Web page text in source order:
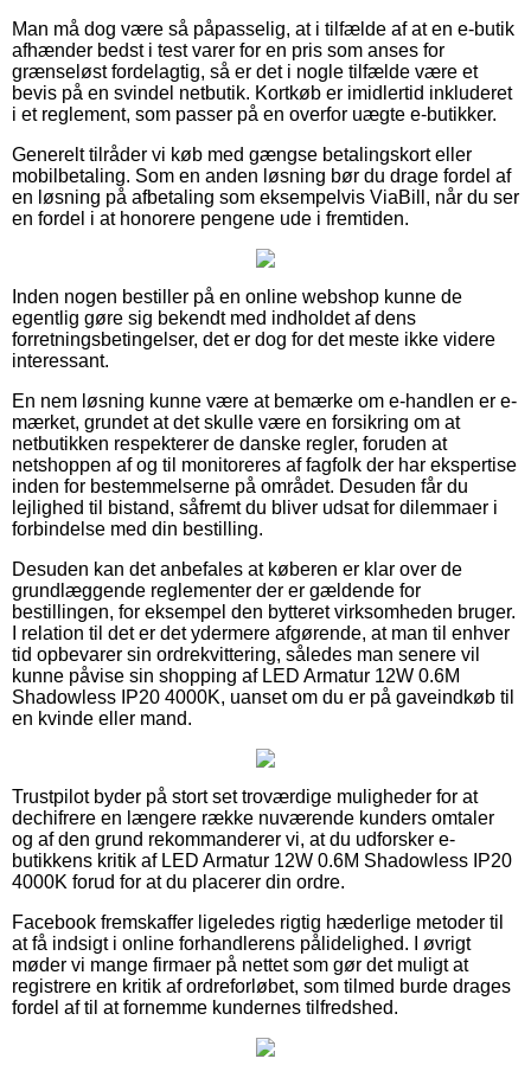
Man må dog være så påpasselig, at i tilfælde af at en e-butik
afhænder bedst i test varer for en pris som anses for
grænseløst fordelagtig, så er det i nogle tilfælde være et
bevis på en svindel netbutik. Kortkøb er imidlertid inkluderet
i et reglement, som passer på en overfor uægte e-butikker.
Generelt tilråder vi køb med gængse betalingskort eller
mobilbetaling. Som en anden løsning bør du drage fordel af
en løsning på afbetaling som eksempelvis ViaBill, når du ser
en fordel i at honorere pengene ude i fremtiden.
Inden nogen bestiller på en online webshop kunne de
egentlig gøre sig bekendt med indholdet af dens
forretningsbetingelser, det er dog for det meste ikke videre
interessant.
En nem løsning kunne være at bemærke om e-handlen er e-
mærket, grundet at det skulle være en forsikring om at
netbutikken respekterer de danske regler, foruden at
netshoppen af og til monitoreres af fagfolk der har ekspertise
inden for bestemmelserne på området. Desuden får du
lejlighed til bistand, såfremt du bliver udsat for dilemmaer i
forbindelse med din bestilling.
Desuden kan det anbefales at køberen er klar over de
grundlæggende reglementer der er gældende for
bestillingen, for eksempel den bytteret virksomheden bruger.
I relation til det er det ydermere afgørende, at man til enhver
tid opbevarer sin ordrekvittering, således man senere vil
kunne påvise sin shopping af LED Armatur 12W 0.6M
Shadowless IP20 4000K, uanset om du er på gaveindkøb til
en kvinde eller mand.
Trustpilot byder på stort set troværdige muligheder for at
dechifrere en længere række nuværende kunders omtaler
og af den grund rekommanderer vi, at du udforsker e-
butikkens kritik af LED Armatur 12W 0.6M Shadowless IP20
4000K forud for at du placerer din ordre.
Facebook fremskaffer ligeledes rigtig hæderlige metoder til
at få indsigt i online forhandlerens pålidelighed. I øvrigt
møder vi mange firmaer på nettet som gør det muligt at
registrere en kritik af ordreforløbet, som tilmed burde drages
fordel af til at fornemme kundernes tilfredshed.